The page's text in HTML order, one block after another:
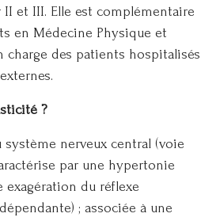
II et III. Elle est complémentaire
en Médecine Physique et
charge des patients hospitalisés
?
système nerveux central (voie
par une hypertonie
exagération du réflexe
; associée à une